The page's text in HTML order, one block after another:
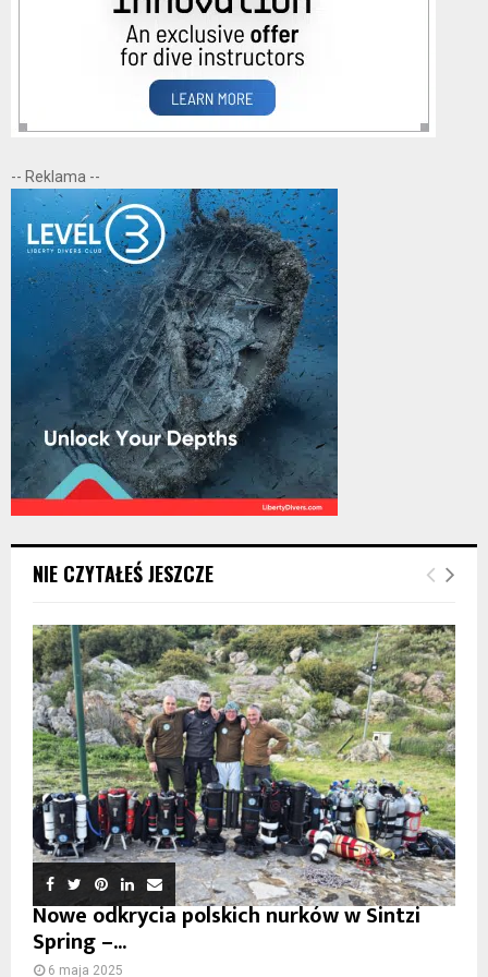
-- Reklama --
NIE CZYTAŁEŚ JESZCZE
Nowe odkrycia polskich nurków w Sintzi
Spring –...
6 maja 2025